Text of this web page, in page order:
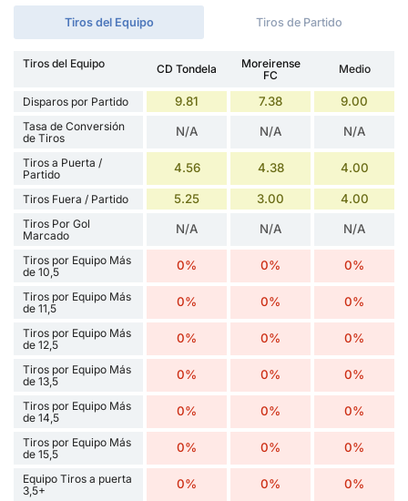
Tiros del Equipo Tiros de Partido
Tiros del Equipo CD Tondela
Moreirense
FC
Medio
Disparos por Partido 9.81 7.38 9.00
Tasa de Conversión
de Tiros
N/A N/A N/A
Tiros a Puerta /
Partido
4.56 4.38 4.00
Tiros Fuera / Partido 5.25 3.00 4.00
Tiros Por Gol
Marcado
N/A N/A N/A
Tiros por Equipo Más
de 10,5
0% 0% 0%
Tiros por Equipo Más
de 11,5
0% 0% 0%
Tiros por Equipo Más
de 12,5
0% 0% 0%
Tiros por Equipo Más
de 13,5
0% 0% 0%
Tiros por Equipo Más
de 14,5
0% 0% 0%
Tiros por Equipo Más
de 15,5
0% 0% 0%
Equipo Tiros a puerta
3,5+
0% 0% 0%